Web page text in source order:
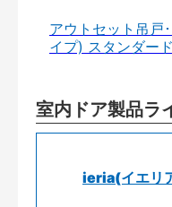
アウトセット吊戸
イプ) スタンダード
室内ドア製品ラ
ieria(イエリ